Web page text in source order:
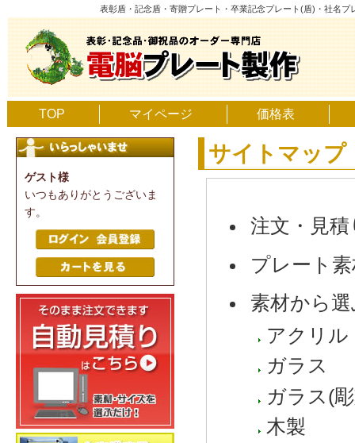
表彰盾・記念盾・寄贈プレート・卒業記念プレート(盾)・社名
TOP マイページ 価格表
サイトマップ
注文・見
プレート
素材から
アクリル
ガラス
ガラス(
木製
ゲスト様
いつもありがとうございま
す。